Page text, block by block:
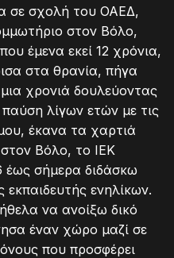
σε σχολή του ΟΑΕΔ,
στον Βόλο,
έμενα εκεί 12 χρόνια,
στα θρανία, πήγα
χρονιά δουλεύοντας
λίγων ετών με τις
έκανα τα χαρτιά
Βόλο, το ΙΕΚ
σήμερα διδάσκω
ενηλίκων.
να ανοίξω δικό
έναν χώρο μαζί σε
που προσφέρει